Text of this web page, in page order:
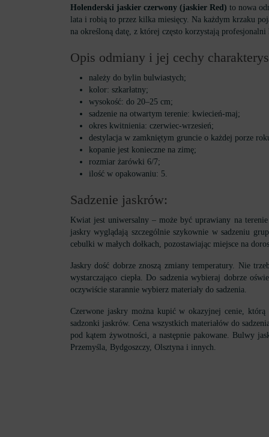
Holenderski jaskier czerwony (jaskier Red) to nowa
lata i robią to przez kilka miesięcy. Na każdym krzaku
na określoną datę, z której często korzystają
Opis odmiany i jej cechy
należy do bylin bulwiastych;
kolor: szkarłatny;
wysokość: do 20–25 cm;
sadzenie na otwartym terenie: kwiecień-maj;
okres kwitnienia: czerwiec-wrzesień;
destylacja w zamkniętym gruncie o każdej porze
kopanie jest konieczne na zimę;
rozmiar żarówki 6/7;
ilość w opakowaniu: 5.
Sadzenie jaskrów:
Kwiat jest uniwersalny – może być uprawiany na
jaskry wyglądają szczególnie szykownie w sadzeniu
cebulki w małych dołkach, pozostawiając miejsce na
Jaskry dość dobrze znoszą zmiany temperatury. Nie
wystarczająco ciepła. Do sadzenia wybieraj dobrze
oczywiście starannie wybierz materiały do ​​sadzenia.
Czerwone jaskry można kupić w okazyjnej cenie,
sadzonki jaskrów. Cena wszystkich materiałów do
pod kątem żywotności, a następnie pakowane. Bulwy
Przemyśla, Bydgoszczy, Olsztyna i innych.